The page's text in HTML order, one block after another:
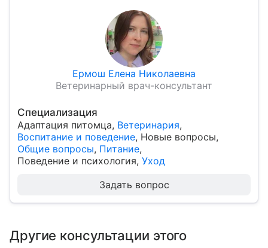
Ермош Елена Николаевна
Ветеринарный врач-консультант
Специализация
Адаптация питомца, Ветеринария,
Воспитание и поведение, Новые вопросы,
Общие вопросы, Питание,
Поведение и психология, Уход
Задать вопрос
Другие консультации этого